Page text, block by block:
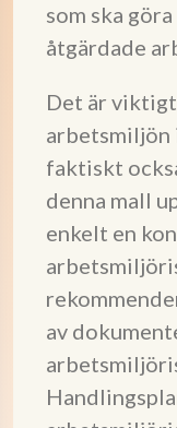
som ska
åtgärdade
Det är
arbetsmiljön
faktiskt
denna mall
enkelt en
av